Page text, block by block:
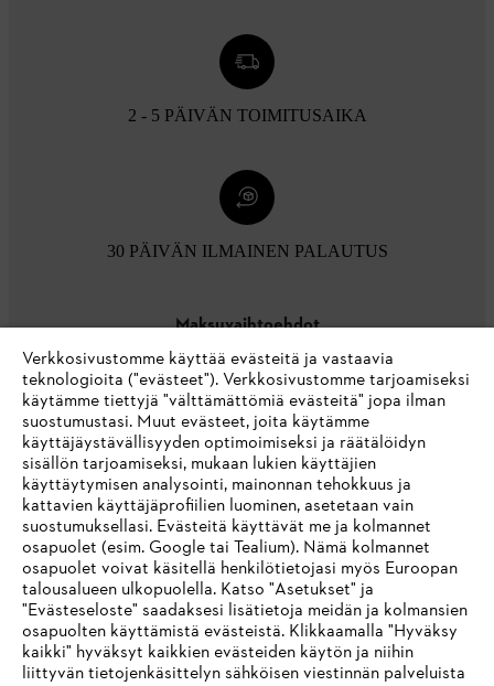
2 - 5 PÄIVÄN TOIMITUSAIKA
30 PÄIVÄN ILMAINEN PALAUTUS
Maksuvaihtoehdot
Yritys
STIHL FAQ
Palvelut
IHR BROWSER WIRD NICHT
Verkkosivustomme käyttää evästeitä ja vastaavia
teknologioita ("evästeet"). Verkkosivustomme tarjoamiseksi
käytämme tiettyjä "välttämättömiä evästeitä" jopa ilman
suostumustasi. Muut evästeet, joita käytämme
käyttäjäystävällisyyden optimoimiseksi ja räätälöidyn
sisällön tarjoamiseksi, mukaan lukien käyttäjien
käyttäytymisen analysointi, mainonnan tehokkuus ja
kattavien käyttäjäprofiilien luominen, asetetaan vain
suostumuksellasi. Evästeitä käyttävät me ja kolmannet
osapuolet (esim. Google tai Tealium). Nämä kolmannet
osapuolet voivat käsitellä henkilötietojasi myös Euroopan
talousalueen ulkopuolella. Katso "Asetukset" ja
"Evästeseloste" saadaksesi lisätietoja meidän ja kolmansien
osapuolten käyttämistä evästeistä. Klikkaamalla "Hyväksy
kaikki" hyväksyt kaikkien evästeiden käytön ja niihin
liittyvän tietojenkäsittelyn sähköisen viestinnän palveluista